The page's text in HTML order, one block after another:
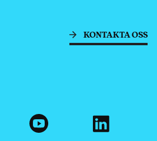
KONTAKTA OSS